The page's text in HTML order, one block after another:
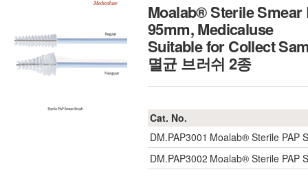
Moalab® Sterile
95mm, Medicaluse
Suitable for Collect
멸균 브러쉬 2종
Cat. No.
DM.PAP3001 Moalab® Sterile PAP
DM.PAP3002 Moalab® Sterile PAP